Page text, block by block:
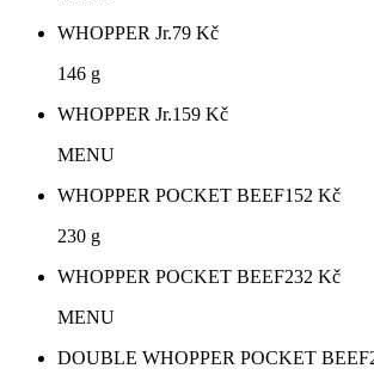
WHOPPER Jr.79 Kč
146 g
WHOPPER Jr.159 Kč
MENU
WHOPPER POCKET BEEF152 Kč
230 g
WHOPPER POCKET BEEF232 Kč
MENU
DOUBLE WHOPPER POCKET BEEF